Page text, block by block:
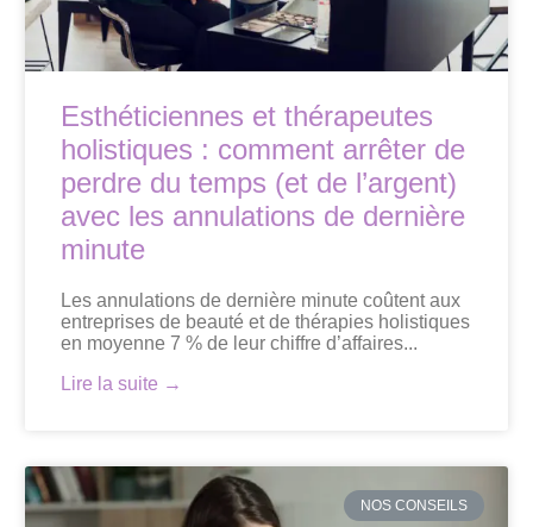
Esthéticiennes et thérapeutes
holistiques : comment arrêter de
perdre du temps (et de l’argent)
avec les annulations de dernière
minute
Les annulations de dernière minute coûtent aux
entreprises de beauté et de thérapies holistiques
en moyenne 7 % de leur chiffre d’affaires...
Lire la suite →
NOS CONSEILS